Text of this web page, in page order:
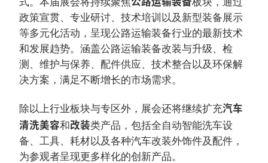
政策宣贯、专业研讨、技术培训以及新型装备展示
等多元化活动，呈现公路运输装备行业的最新技术
和发展趋势。涵盖公路运输装备改装与升级、检
测、维护与保养、配件供应、技术整合以及环保解
决方案，满足不断增长的市场需求。
除以上行业板块与专区外，展会还将继续扩充汽车
清洗美容和改装类产品，包括全自动智能洗车设
备、工具、耗材以及各种汽车改装外饰件及配件，
为参观者呈现更多样化的创新产品。